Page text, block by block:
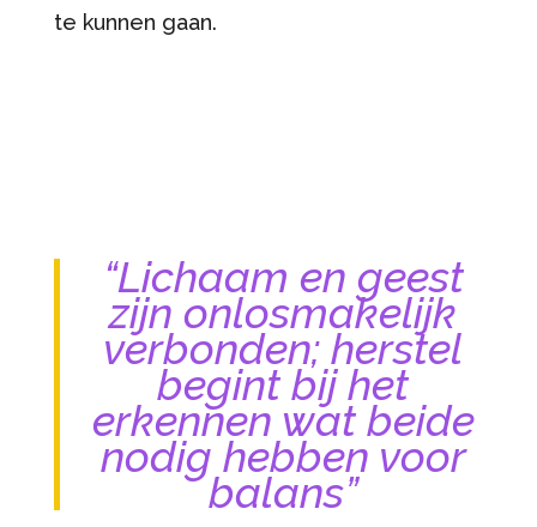
te kunnen gaan.
“Lichaam en geest
zijn onlosmakelijk
verbonden; herstel
begint bij het
erkennen wat beide
nodig hebben voor
balans”